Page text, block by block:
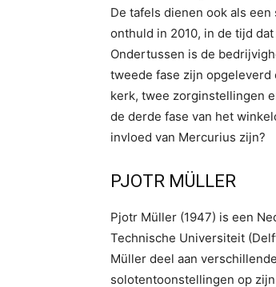
De tafels dienen ook als een
onthuld in 2010, in de tijd
Ondertussen is de
tweede fase zijn opgeleverd
kerk, twee zorginstellingen
de derde fase van het
invloed van Mercurius zijn?
PJOTR MÜLLER
Pjotr Müller (1947) is een
Technische Universiteit
Müller deel aan
solotentoonstellingen op